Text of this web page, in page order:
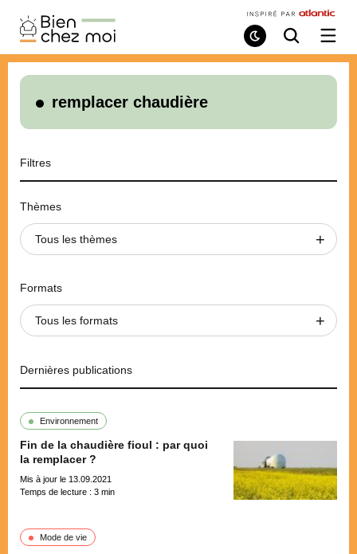
Bien
Chez
Moi
Mode
de
Recherche
/
le
remplacer chaudière
Filtres
Thèmes
Tous les thèmes
Formats
Tous les formats
Dernières publications
Environnement
Fin de la chaudière fioul : par quoi
la remplacer ?
Mis à jour le 13.09.2021
Temps de lecture : 3 min
Mode de vie